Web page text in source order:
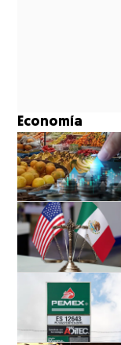
Economía